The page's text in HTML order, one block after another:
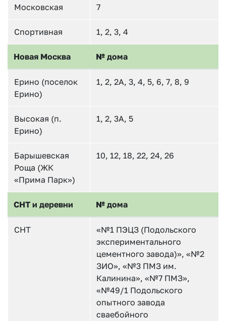
Московская 7
Спортивная 1, 2, 3, 4
Новая Москва № дома
Ерино (поселок
Ерино)
1, 2, 2А, 3, 4, 5, 6, 7, 8, 9
Высокая (п.
Ерино)
1, 2, 3А, 5
Барышевская
Роща (ЖК
«Прима Парк»)
10, 12, 18, 22, 24, 26
СНТ и деревни № дома
СНТ
«№1 ПЭЦЗ (Подольского
экспериментального
цементного завода)», «№2
ЗИО», «№3 ПМЗ им.
Калинина», «№7 ПМЗ»,
«№49/1 Подольского
опытного завода
сваебойного